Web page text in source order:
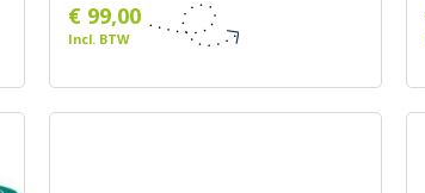
€ 99,00
Incl. BTW